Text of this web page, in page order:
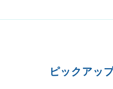
ピックアッ